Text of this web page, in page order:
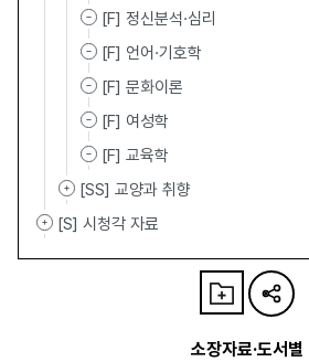
[F] 정신분석·심리
[F] 언어·기호학
[F] 문화이론
[F] 여성학
[F] 교육학
[SS] 교양과 취향
[S] 시청각 자료
소장자료·도서별